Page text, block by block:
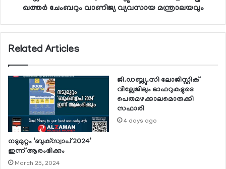
ഖത്തര്‍ ചേംബറും വാണിജ്യ വ്യവസായ മന്ത്രാലയവും
Related Articles
നടുമുറ്റം ‘ബുക്‌സ്വാപ് 2024’
ഇന്ന് ആരംഭിക്കും
March 25, 2024
ജി.ഡബ്ല്യു.സി ലോജിസ്റ്റിക്
വില്ലേജിലും ഓഫറുകളുടെ
പെരുമഴക്കാലമൊരുക്കി
സഫാരി
4 days ago